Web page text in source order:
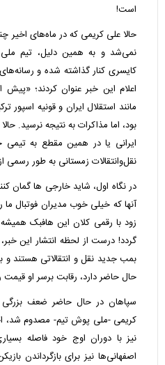
است!
حالا علی کریمی که در ماه‌های اخیر
نمی‌شد و به همین دلیل، تیم
کایسری کنار گذاشته شده و
اعلام این خبر عنوان کردند؛ «پیش
مانند استقلال ایران و قونیه
بود، اما مذاکرات به نتیجه نرسید.
ایرانی یا در همین مقطع به تیمی
نقل‌وانتقالات زمستانی به طور رسمی
در نگاه اول، شاید خارجی ها گمان
آنها که خیلی خوب مدیران فوتبال
زود با رقمی کلان این هافبک
گردد! درست از لحظه انتشار این
بمب جدید نقل و انتقالاتی هستند و
حال حاضر دارد، رقابت برسر او قیمت
سپاهان در حال حاضر ضعف بزرگی
کریمی -ملی پوش تیم- مصدوم شد،
نیز با دوران اوج خود فاصله
اصفهانی‌ها نیز برای بازگرداندن